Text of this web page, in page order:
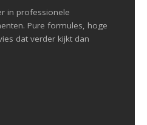
in professionele
Pure formules, hoge
dat verder kijkt dan